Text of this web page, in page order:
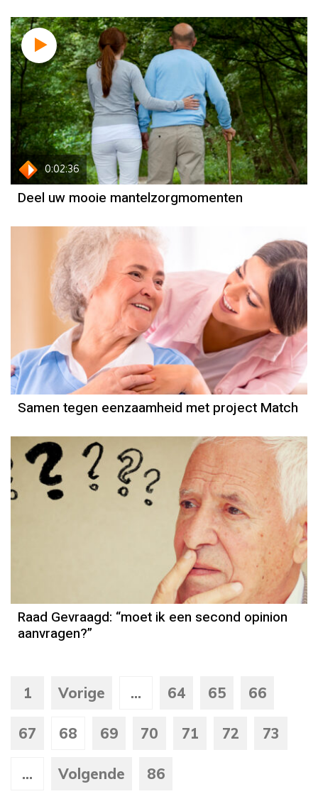
0:02:36
Deel uw mooie mantelzorgmomenten
Samen tegen eenzaamheid met project Match
Raad Gevraagd: “moet ik een second opinion
aanvragen?”
1 Vorige ... 64 65 66
67 68 69 70 71 72 73
... Volgende 86